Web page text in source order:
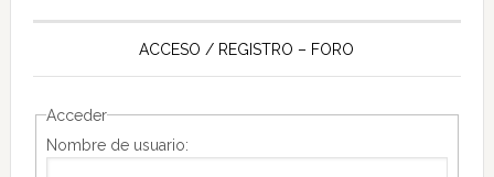
ACCESO / REGISTRO – FORO
Acceder
Nombre de usuario: